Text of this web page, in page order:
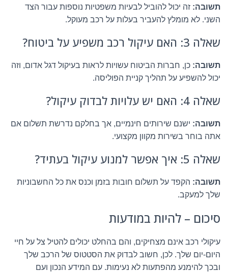
תשובה: זה יכול להוביל לבעיות משפטיות נוספות עבור הצד
השני. לא מומלץ להעביר בעלות על רכב מעוקל.
שאלה 3: האם עיקול רכב משפיע על ביטוח?
תשובה: כן, חברות הביטוח עשויות לראות בעיקול דגל אדום, וזה
יכול להשפיע על תהליך קניית הפוליסה.
שאלה 4: האם יש עלויות לבדוק עיקול?
תשובה: ישנם שירותים חינמיים, אך בחלקם נדרשת תשלום אם
אתה בוחר בשירות מקוון מקצועי.
שאלה 5: איך אפשר למנוע עיקול בעתיד?
תשובה: הקפד על תשלום חובות בזמן וכנס את כל החשבוניות
שלך למעקב.
סיכום – להיות במודעות
עיקולי רכב אינם מצחיקים, והם בהחלט יכולים להטיל צל על חיי
היום-יום שלך. לכן, חשוב לבדוק את הסטטוס של הרכב שלך
ובכך להימנע מהפתעות לא נעימות. עם המידע הנכון ועם